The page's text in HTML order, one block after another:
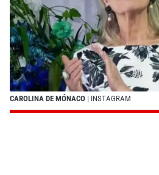
CAROLINA DE MÓNACO | INSTAGRAM